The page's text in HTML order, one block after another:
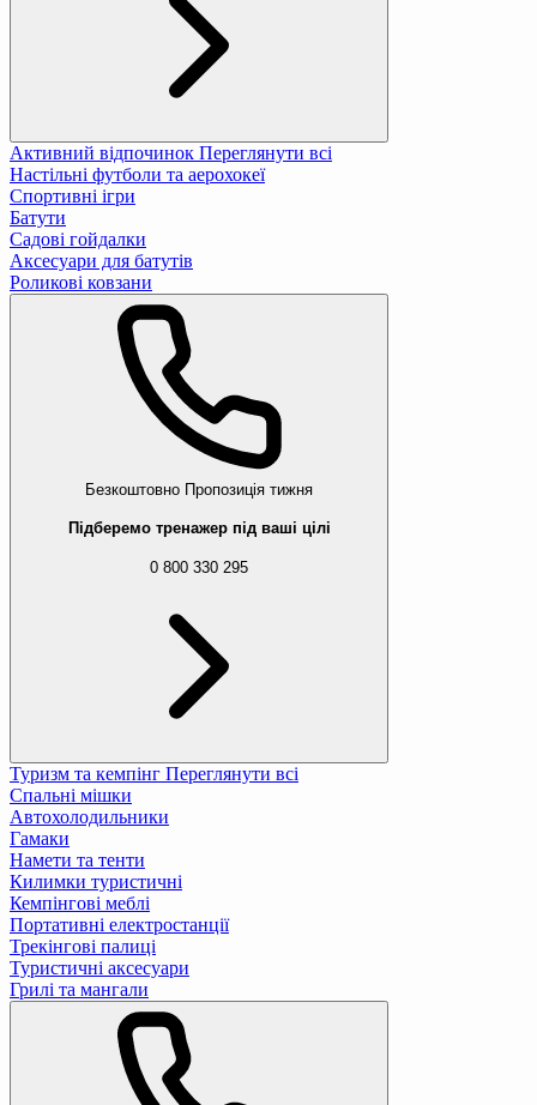
Активний відпочинок Переглянути всі
Настільні футболи та аерохокеї
Спортивні ігри
Батути
Садові гойдалки
Аксесуари для батутів
Роликові ковзани
Безкоштовно Пропозиція тижня
Підберемо тренажер під ваші цілі
0 800 330 295
Туризм та кемпінг Переглянути всі
Спальні мішки
Автохолодильники
Гамаки
Намети та тенти
Килимки туристичні
Кемпінгові меблі
Портативні електростанції
Трекінгові палиці
Туристичні аксесуари
Грилі та мангали